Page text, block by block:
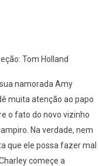
Tom Holland
namorada Amy
muita atenção ao papo
o fato do novo vizinho
Na verdade, nem
que ele possa fazer mal
começe a